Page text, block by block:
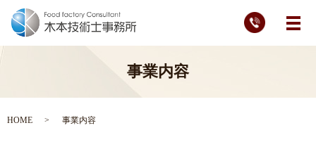
メ
事業内容
HOME 事業内容